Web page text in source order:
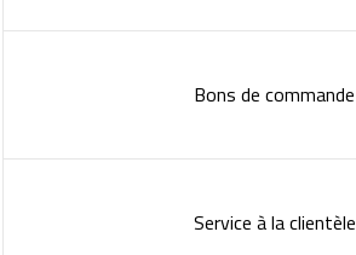
Bons de commande
Service à la clientèle